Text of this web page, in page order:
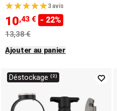
3 avis
10,43 € - 22%
13,38 €
Ajouter au panier
Déstockage ⁽²⁾